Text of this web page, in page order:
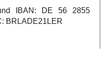
IBAN: DE 56 2855
BRLADE21LER